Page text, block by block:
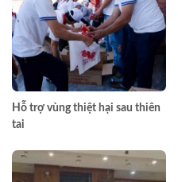
Hỗ trợ vùng thiệt hại sau thiên
tai